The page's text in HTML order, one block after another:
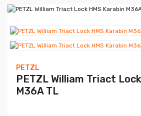
PETZL
PETZL William Triact
M36A TL